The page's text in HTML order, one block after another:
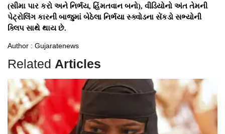
(સીમા પાર કરો અને નિર્ભય, હિંમતવાન બનો), વીડિયોનો અંત તેમની
પેટ્રોલિંગ કારની બાજુમાં બેઠેલા નિર્ભયા સ્ક્વોડના સેંકડો સભ્યોની
ક્લિપ સાથે થાય છે.
Author : Gujaratenews
Related Articles